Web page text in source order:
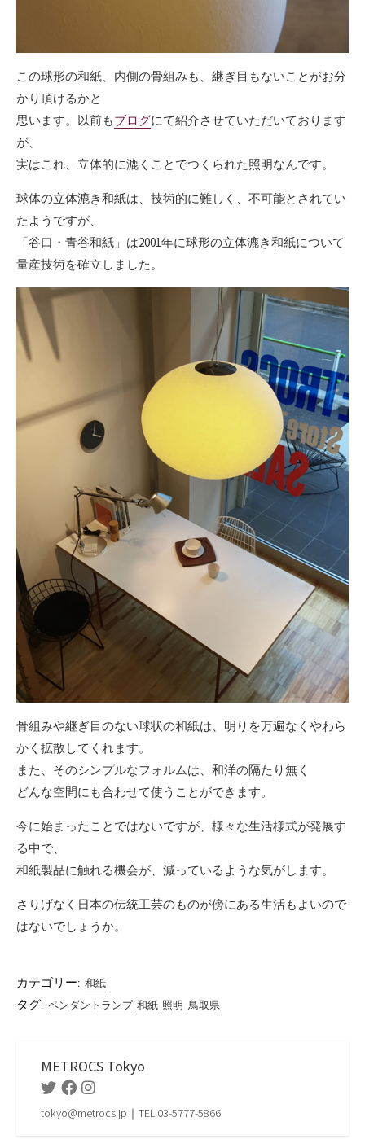
この球形の和紙、内側の骨組みも、継ぎ目もないことがお分
かり頂けるかと
思います。以前もブログにて紹介させていただいております
が、
実はこれ、立体的に漉くことでつくられた照明なんです。
球体の立体漉き和紙は、技術的に難しく、不可能とされてい
たようですが、
「谷口・青谷和紙」は2001年に球形の立体漉き和紙について
量産技術を確立しました。
骨組みや継ぎ目のない球状の和紙は、明りを万遍なくやわら
かく拡散してくれます。
また、そのシンプルなフォルムは、和洋の隔たり無く
どんな空間にも合わせて使うことができます。
今に始まったことではないですが、様々な生活様式が発展す
る中で、
和紙製品に触れる機会が、減っているような気がします。
さりげなく日本の伝統工芸のものが傍にある生活もよいので
はないでしょうか。
カテゴリー: 和紙
タグ: ペンダントランプ 和紙 照明 鳥取県
METROCS Tokyo
TwitterFacebookInstagram
tokyo@metrocs.jp｜TEL 03-5777-5866